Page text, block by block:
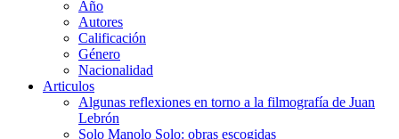
Año
Autores
Calificación
Género
Nacionalidad
Articulos
Algunas reflexiones en torno a la filmografía de Juan
Lebrón
Solo Manolo Solo: obras escogidas